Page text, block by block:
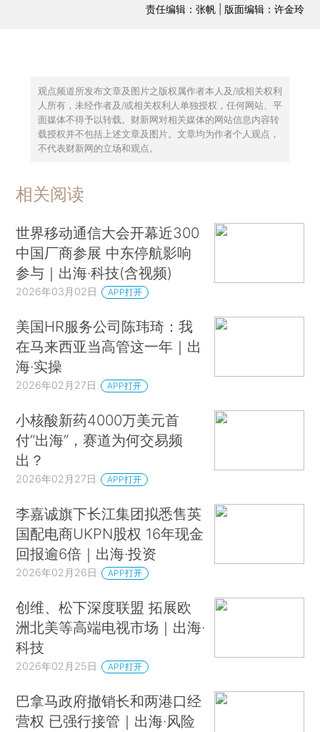
责任编辑：张帆 | 版面编辑：许金玲
观点频道所发布文章及图片之版权属作者本人及/或相关权利
人所有，未经作者及/或相关权利人单独授权，任何网站、平
面媒体不得予以转载。财新网对相关媒体的网站信息内容转
载授权并不包括上述文章及图片。文章均为作者个人观点，
不代表财新网的立场和观点。
相关阅读
世界移动通信大会开幕近300
中国厂商参展 中东停航影响
参与｜出海·科技(含视频)
2026年03月02日 APP打开
美国HR服务公司陈玮琦：我
在马来西亚当高管这一年｜出
海·实操
2026年02月27日 APP打开
小核酸新药4000万美元首
付“出海”，赛道为何交易频
出？
2026年02月27日 APP打开
李嘉诚旗下长江集团拟悉售英
国配电商UKPN股权 16年现金
回报逾6倍｜出海·投资
2026年02月26日 APP打开
创维、松下深度联盟 拓展欧
洲北美等高端电视市场｜出海·
科技
2026年02月25日 APP打开
巴拿马政府撤销长和两港口经
营权 已强行接管｜出海·风险